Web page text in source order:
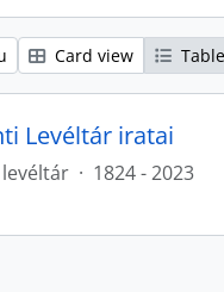
Card view
Levéltár iratai
levéltár · 1824 - 2023